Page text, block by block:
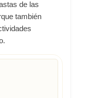
de las
también